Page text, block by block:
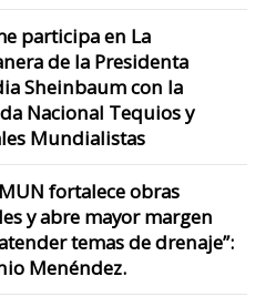
participa en La
de la Presidenta
Sheinbaum con la
Nacional Tequios y
Mundialistas
fortalece obras
y abre mayor margen
temas de drenaje”:
Menéndez.